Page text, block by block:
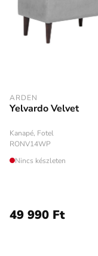
ARDEN
Yelvardo Velvet
Kanapé, Fotel
RONV14WP
Nincs készleten
49 990 Ft